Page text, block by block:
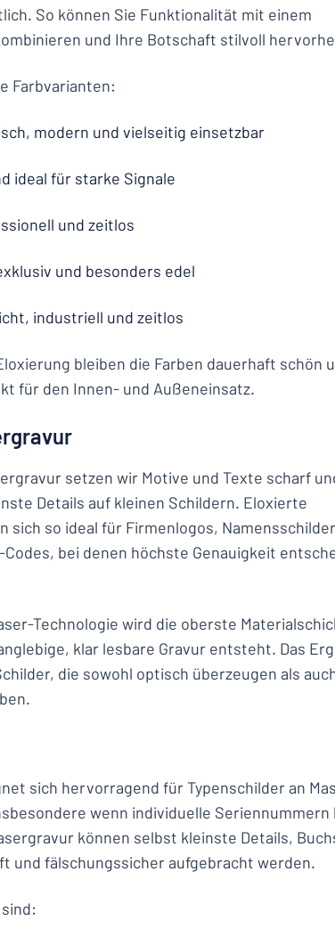
So können Sie Funktionalität mit einem
und Ihre Botschaft stilvoll
Farbvarianten:
modern und vielseitig einsetzbar
ideal für starke Signale
und zeitlos
und besonders edel
industriell und zeitlos
bleiben die Farben dauerhaft schön
für den Innen- und Außeneinsatz.
setzen wir Motive und Texte scharf
Details auf kleinen Schildern. Eloxierte
sich so ideal für Firmenlogos,
bei denen höchste Genauigkeit
Technologie wird die oberste
klar lesbare Gravur entsteht. Das
die sowohl optisch überzeugen als
sich hervorragend für Typenschilder an
wenn individuelle
können selbst kleinste Details,
und fälschungssicher aufgebracht werden.